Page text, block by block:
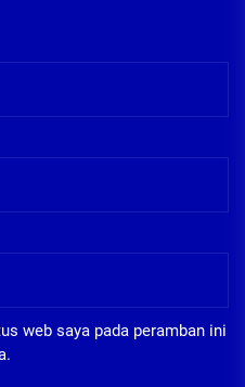
web saya pada peramban ini